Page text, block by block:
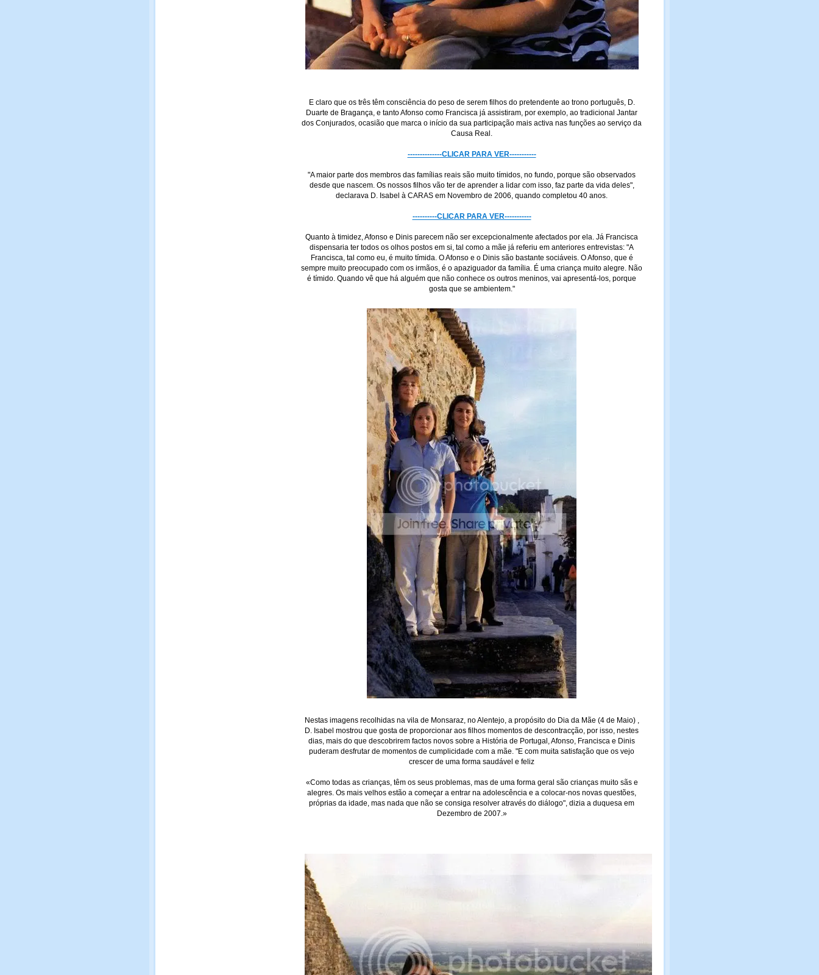
E claro que os três têm consciência do peso de serem filhos do pretendente ao trono português, D.
Duarte de Bragança, e tanto Afonso como Francisca já assistiram, por exemplo, ao tradicional Jantar
dos Conjurados, ocasião que marca o início da sua participação mais activa nas funções ao serviço da
Causa Real.
--------------CLICAR PARA VER-----------
"A maior parte dos membros das famílias reais são muito tímidos, no fundo, porque são observados
desde que nascem. Os nossos filhos vão ter de aprender a lidar com isso, faz parte da vida deles",
declarava D. Isabel à CARAS em Novembro de 2006, quando completou 40 anos.
----------CLICAR PARA VER-----------
Quanto à timidez, Afonso e Dinis parecem não ser excepcionalmente afectados por ela. Já Francisca
dispensaria ter todos os olhos postos em si, tal como a mãe já referiu em anteriores entrevistas: "A
Francisca, tal como eu, é muito tímida. O Afonso e o Dinis são bastante sociáveis. O Afonso, que é
sempre muito preocupado com os irmãos, é o apaziguador da família. É uma criança muito alegre. Não
é tímido. Quando vê que há alguém que não conhece os outros meninos, vai apresentá-los, porque
gosta que se ambientem."
Nestas imagens recolhidas na vila de Monsaraz, no Alentejo, a propósito do Dia da Mãe (4 de Maio) ,
D. Isabel mostrou que gosta de proporcionar aos filhos momentos de descontracção, por isso, nestes
dias, mais do que descobrirem factos novos sobre a História de Portugal, Afonso, Francisca e Dinis
puderam desfrutar de momentos de cumplicidade com a mãe. "E com muita satisfação que os vejo
crescer de uma forma saudável e feliz
«Como todas as crianças, têm os seus problemas, mas de uma forma geral são crianças muito sãs e
alegres. Os mais velhos estão a começar a entrar na adolescência e a colocar-nos novas questões,
próprias da idade, mas nada que não se consiga resolver através do diálogo", dizia a duquesa em
Dezembro de 2007.»